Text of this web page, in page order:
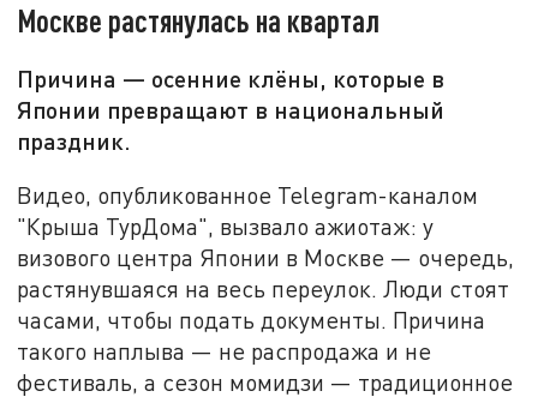
Москве растянулась на квартал
Причина — осенние клёны, которые в
Японии превращают в национальный
праздник.
Видео, опубликованное Telegram-каналом
"Крыша ТурДома", вызвало ажиотаж: у
визового центра Японии в Москве — очередь,
растянувшаяся на весь переулок. Люди стоят
часами, чтобы подать документы. Причина
такого наплыва — не распродажа и не
фестиваль, а сезон момидзи — традиционное